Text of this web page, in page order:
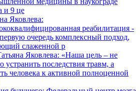
и 9 це
Яковлева:
реабилитация -
очередь комплексный подход,
слаженной р
Яковлева: «Наша цель – не
устранить последствия травм, а
человека к активной полноценной